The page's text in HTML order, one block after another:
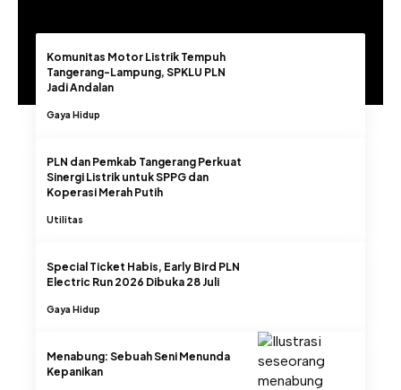
Komunitas Motor Listrik Tempuh
Tangerang-Lampung, SPKLU PLN
Jadi Andalan
Gaya Hidup
PLN dan Pemkab Tangerang Perkuat
Sinergi Listrik untuk SPPG dan
Koperasi Merah Putih
Utilitas
Special Ticket Habis, Early Bird PLN
Electric Run 2026 Dibuka 28 Juli
Gaya Hidup
Menabung: Sebuah Seni Menunda
Kepanikan